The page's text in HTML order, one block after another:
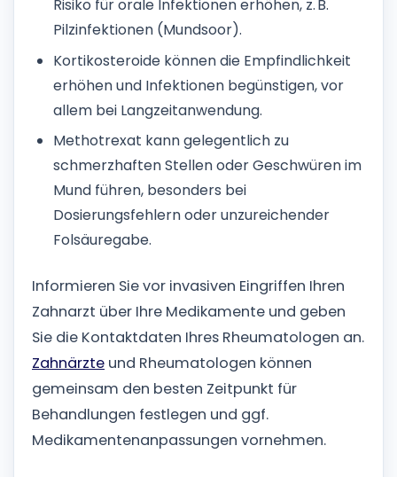
Risiko für orale Infektionen erhöhen, z. B.
Pilzinfektionen (Mundsoor).
Kortikosteroide können die Empfindlichkeit
erhöhen und Infektionen begünstigen, vor
allem bei Langzeitanwendung.
Methotrexat kann gelegentlich zu
schmerzhaften Stellen oder Geschwüren im
Mund führen, besonders bei
Dosierungsfehlern oder unzureichender
Folsäuregabe.
Informieren Sie vor invasiven Eingriffen Ihren
Zahnarzt über Ihre Medikamente und geben
Sie die Kontaktdaten Ihres Rheumatologen an.
Zahnärzte und Rheumatologen können
gemeinsam den besten Zeitpunkt für
Behandlungen festlegen und ggf.
Medikamentenanpassungen vornehmen.